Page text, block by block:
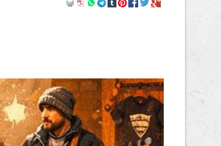
Merchandise